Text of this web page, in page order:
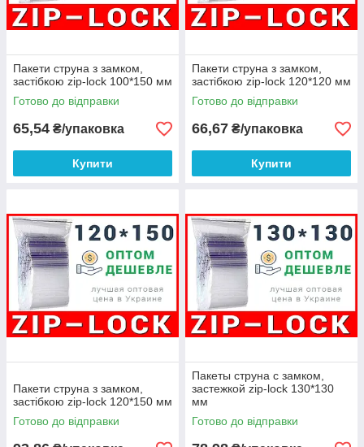
Пакети струна з замком,
застібкою zip-lock 100*150 мм
Готово до відправки
65,54 ₴/упаковка
Купити
Пакети струна з замком,
застібкою zip-lock 120*120 мм
Готово до відправки
66,67 ₴/упаковка
Купити
Пакети струна з замком,
застібкою zip-lock 120*150 мм
Готово до відправки
Пакеты струна с замком,
застежкой zip-lock 130*130
мм
Готово до відправки